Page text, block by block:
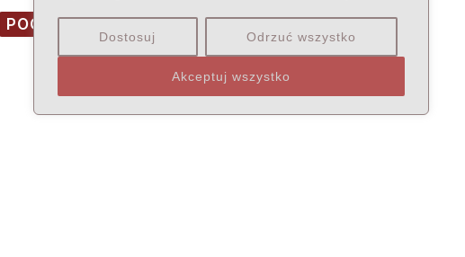
Dostosuj Odrzuć wszystko
Akceptuj wszystko
POCHODZENIE: WOJEWÓDZTWO POZNAŃSKIE